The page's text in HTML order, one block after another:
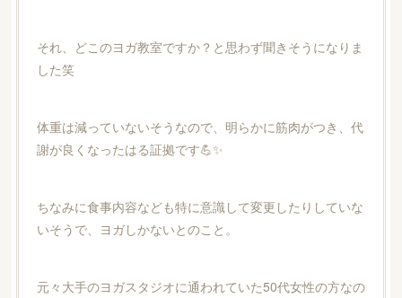
それ、どこのヨガ教室ですか？と思わず聞きそうになりま
した笑
体重は減っていないそうなので、明らかに筋肉がつき、代
謝が良くなったはる証拠です💪✨
ちなみに食事内容なども特に意識して変更したりしていな
いそうで、ヨガしかないとのこと。
元々大手のヨガスタジオに通われていた50代女性の方なの